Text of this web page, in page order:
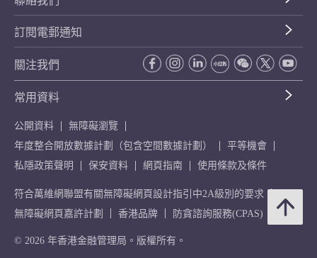
訂閱電郵通知
關注我們
常用資料
公開資料
無障礙瀏覽
年度整合開放數據計劃（包含空間數據計劃）
平等機會
私隱政策聲明
保安資料 網頁指南 使用條款及條件
符合萬維網聯盟有關無障礙網頁設計指引中2A級別的要求
無障礙網頁嘉許計劃
香港品牌 防貪諮詢服務(CPAS)
© 2026 年香港金融管理局。版權所有。